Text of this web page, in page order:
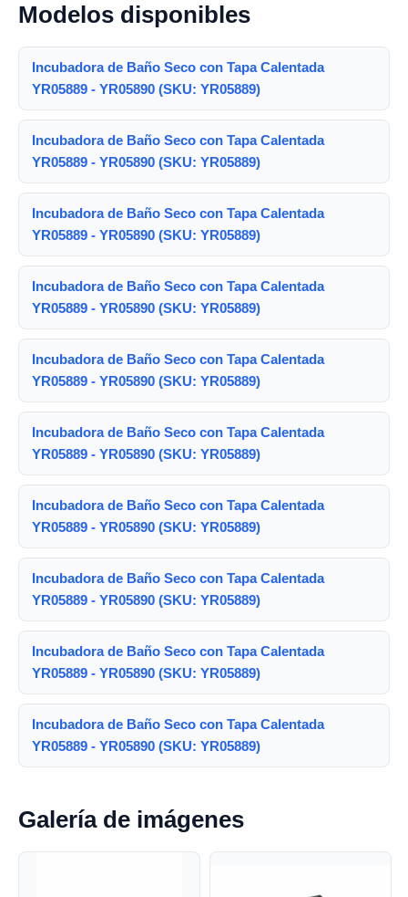
Modelos disponibles
Incubadora de Baño Seco con Tapa Calentada
YR05889 - YR05890 (SKU: YR05889)
Incubadora de Baño Seco con Tapa Calentada
YR05889 - YR05890 (SKU: YR05889)
Incubadora de Baño Seco con Tapa Calentada
YR05889 - YR05890 (SKU: YR05889)
Incubadora de Baño Seco con Tapa Calentada
YR05889 - YR05890 (SKU: YR05889)
Incubadora de Baño Seco con Tapa Calentada
YR05889 - YR05890 (SKU: YR05889)
Incubadora de Baño Seco con Tapa Calentada
YR05889 - YR05890 (SKU: YR05889)
Incubadora de Baño Seco con Tapa Calentada
YR05889 - YR05890 (SKU: YR05889)
Incubadora de Baño Seco con Tapa Calentada
YR05889 - YR05890 (SKU: YR05889)
Incubadora de Baño Seco con Tapa Calentada
YR05889 - YR05890 (SKU: YR05889)
Incubadora de Baño Seco con Tapa Calentada
YR05889 - YR05890 (SKU: YR05889)
Galería de imágenes